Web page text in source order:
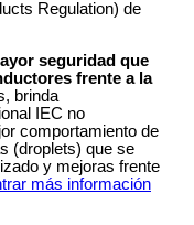
Regulation) de
seguridad que
frente a la
brinda
IEC no
comportamiento de
(droplets) que se
y mejoras frente
más información